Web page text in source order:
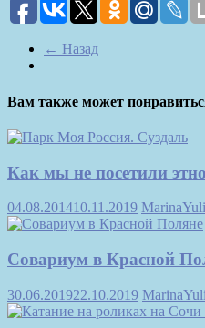
← Назад
Вам также может
Как мы не посетили
04.08.201410.11.2019
Совариум в Красной
30.06.201922.10.2019